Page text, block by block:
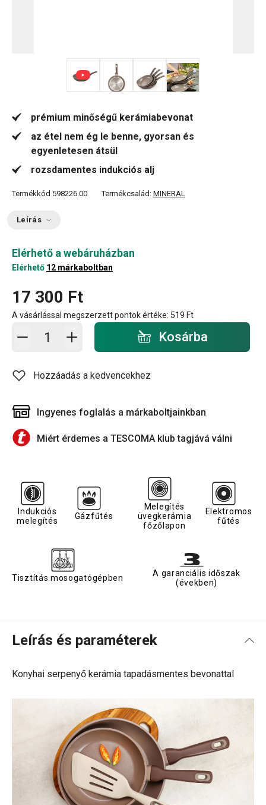
prémium minőségű kerámiabevonat
az étel nem ég le benne, gyorsan és
egyenletesen átsül
rozsdamentes indukciós alj
Termékkód 598226.00 Termékcsalád: MINERAL
Leírás
Elérhető a webáruházban
Elérhető 12 márkaboltban
17 300 Ft
A vásárlással megszerzett pontok értéke: 519 Ft
Kosárba - mennyiség Kosárba
Hozzáadás a kedvencekhez
Ingyenes foglalás a márkaboltjainkban
Miért érdemes a TESCOMA klub tagjává válni
Indukciós
melegítés
Gázfűtés
Melegítés
üvegkerámia
főzőlapon
Elektromos
fűtés
Tisztítás mosogatógépben
A garanciális időszak
(években)
Leírás és paraméterek
Konyhai serpenyő kerámia tapadásmentes bevonattal